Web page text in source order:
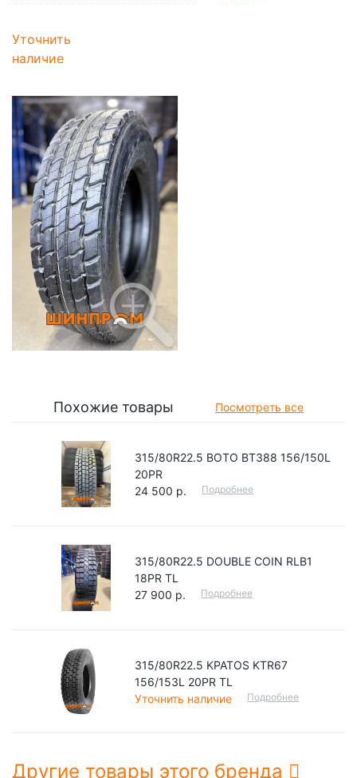
Уточнить
наличие
Похожие товары Посмотреть все
315/80R22.5 BOTO BT388 156/150L
20PR
24 500 р.
Подробнее
315/80R22.5 DOUBLE COIN RLB1
18PR TL
27 900 р.
Подробнее
315/80R22.5 KPATOS KTR67
156/153L 20PR TL
Уточнить наличие
Подробнее
Другие товары этого бренда